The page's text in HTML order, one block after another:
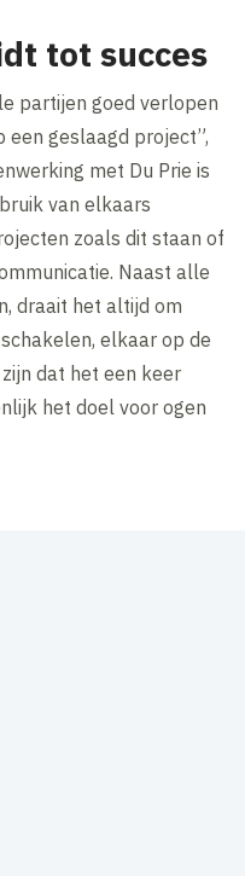
tot succes
partijen goed verlopen
geslaagd project”,
met Du Prie is
van elkaars
zoals dit staan of
Naast alle
draait het altijd om
elkaar op de
dat het een keer
het doel voor ogen